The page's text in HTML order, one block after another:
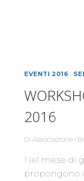
EVENTI 2016 |
2016
Di Associazione I
Nel mese di
propongono